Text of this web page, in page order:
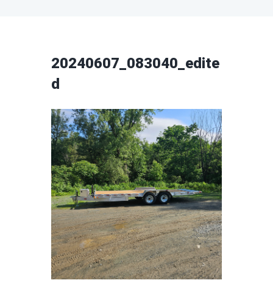
20240607_083040_edite
d